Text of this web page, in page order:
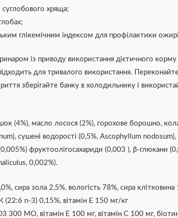
хряща;
глікемічним індексом для профілактики
із приводу використання дієтичного
для тривалого використання.
зберігайте банку в холодильнику і
(4%), масло лосося (2%), горохове борошно,
сушені водорості (0,5%, Ascophyllum
фруктоолігосахариди (0,003 ), β-глюкани
0,002%).
сира зола 2,5%, вологість 78%, сира
n-3) 0,15%, вітамін Е 150 мг/кг
300 МО, вітамін Е 100 мг, вітамін С 100 мг,